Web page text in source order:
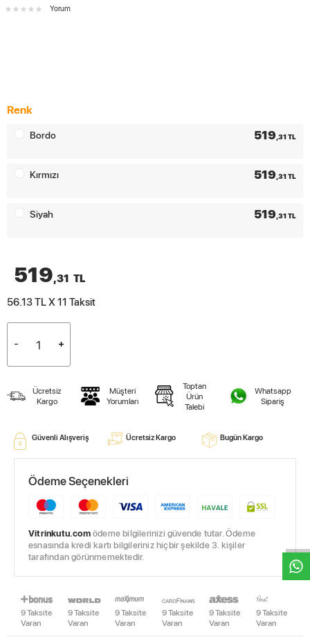
Yorum
Renk
Bordo 519,31 TL
Kırmızı 519,31 TL
Siyah 519,31 TL
519,31 TL
56.13 TL X 11 Taksit
Ücretsiz
Kargo
Müşteri
Yorumları
Toptan
Ürün
Talebi
Whatsapp
Sipariş
Güvenli Alışveriş Ücretsiz Kargo Bugün Kargo
Ödeme Seçenekleri
Vitrinkutu.comödeme bilgilerinizi güvende tutar. Ödeme
esnasında kredi kartı bilgileriniz hiçbir şekilde 3. kişiler
tarafından görünmemektedir.
9 Taksite
Varan
9 Taksite
Varan
9 Taksite
Varan
9 Taksite
Varan
9 Taksite
Varan
9 Taksite
Varan